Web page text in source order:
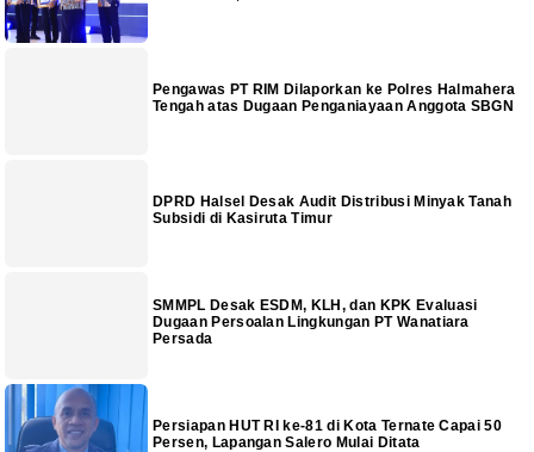
Pengawas PT RIM Dilaporkan ke Polres Halmahera
Tengah atas Dugaan Penganiayaan Anggota SBGN
DPRD Halsel Desak Audit Distribusi Minyak Tanah
Subsidi di Kasiruta Timur
SMMPL Desak ESDM, KLH, dan KPK Evaluasi
Dugaan Persoalan Lingkungan PT Wanatiara
Persada
Persiapan HUT RI ke-81 di Kota Ternate Capai 50
Persen, Lapangan Salero Mulai Ditata